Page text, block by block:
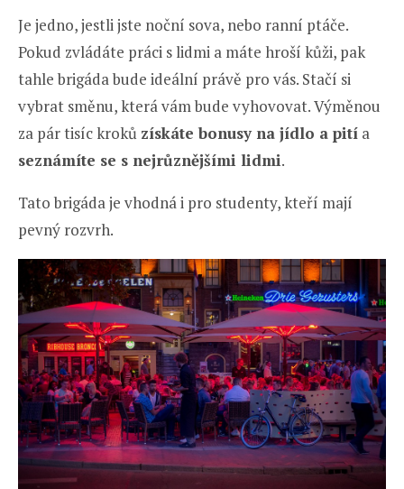
Je jedno, jestli jste noční sova, nebo ranní ptáče.
Pokud zvládáte práci s lidmi a máte hroší kůži, pak
tahle brigáda bude ideální právě pro vás. Stačí si
vybrat směnu, která vám bude vyhovovat. Výměnou
za pár tisíc kroků získáte bonusy na jídlo a pití a
seznámíte se s nejrůznějšími lidmi.
Tato brigáda je vhodná i pro studenty, kteří mají
pevný rozvrh.